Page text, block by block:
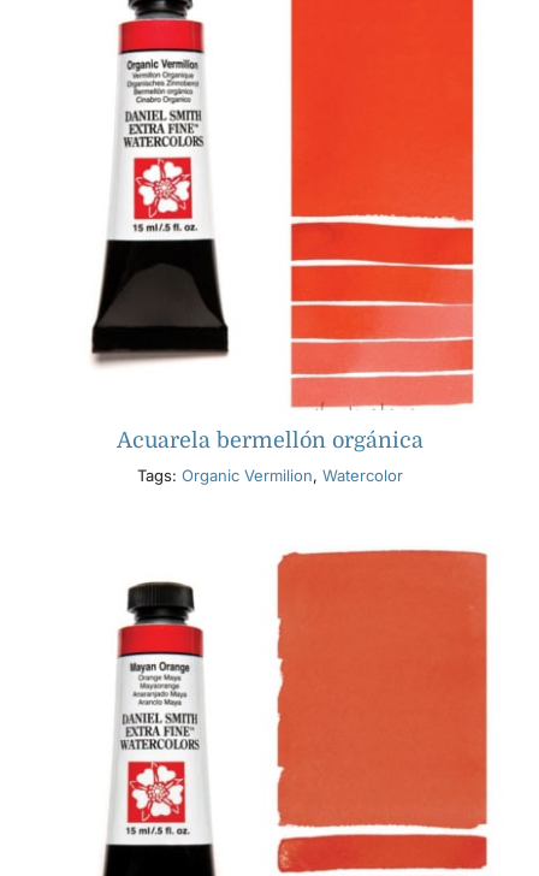
Acuarela bermellón orgánica
Tags: Organic Vermilion, Watercolor